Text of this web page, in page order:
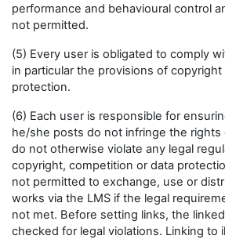
performance and behavioural control
not permitted.
(5) Every user is obligated to comply
in particular the provisions of copyright
protection.
(6) Each user is responsible for
he/she posts do not infringe the rights
do not otherwise violate any legal
copyright, competition or data
not permitted to exchange, use or
works via the LMS if the legal
not met. Before setting links, the
checked for legal violations. Linking to